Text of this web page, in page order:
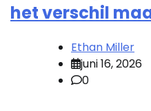
het verschil
Ethan Miller
juni 16, 2026
0